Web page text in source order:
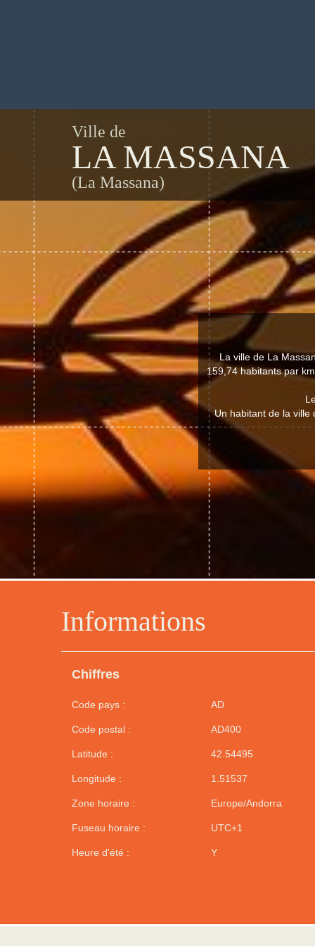
Ville de
LA MASSANA
(La Massana)
Informations
Chiffres
Code pays : AD
Code postal : AD400
Latitude : 42.54495
Longitude : 1.51537
Zone horaire : Europe/Andorra
Fuseau horaire : UTC+1
Heure d'été : Y
La ville de La
159,74 habitants par
Un habitant de la ville